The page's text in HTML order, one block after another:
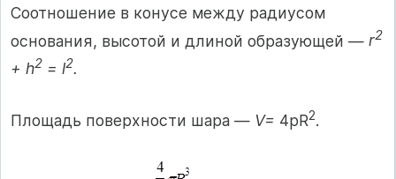
Соотношение в конусе между радиусом
основания, высотой и длиной образующей — r2
+ h2 = l2.
Площадь поверхности шара — V= 4pR2.